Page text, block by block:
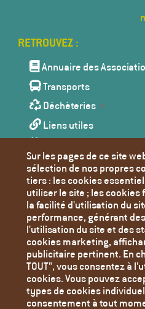
Menu
Annuaire des
Transports
Déchèteries
Liens utiles
Toutes les actualités
Contact
Mentions Légales
Politique de
Paramètres des
Sur les pages de ce site
sélection de nos propres
tiers : les cookies
utiliser le site ; les
la facilité d'utilisation du
performance, générant
l'utilisation du site et des
cookies marketing,
publicitaire pertinent. En
TOUT", vous consentez à
cookies. Vous pouvez
types de cookies
consentement à tout